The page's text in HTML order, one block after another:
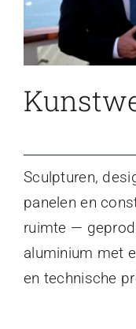
Sculpturen,
panelen en
ruimte —
aluminium met
en technische